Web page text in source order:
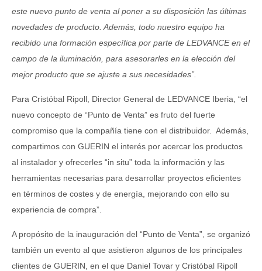
este nuevo punto de venta al poner a su disposición las últimas
novedades de producto. Además, todo nuestro equipo ha
recibido una formación específica por parte de LEDVANCE en el
campo de la iluminación, para asesorarles en la elección del
mejor producto que se ajuste a sus necesidades”.
Para Cristóbal Ripoll, Director General de LEDVANCE Iberia, “el
nuevo concepto de “Punto de Venta” es fruto del fuerte
compromiso que la compañía tiene con el distribuidor. Además,
compartimos con GUERIN el interés por acercar los productos
al instalador y ofrecerles “in situ” toda la información y las
herramientas necesarias para desarrollar proyectos eficientes
en términos de costes y de energía, mejorando con ello su
experiencia de compra”.
A propósito de la inauguración del “Punto de Venta”, se organizó
también un evento al que asistieron algunos de los principales
clientes de GUERIN, en el que Daniel Tovar y Cristóbal Ripoll